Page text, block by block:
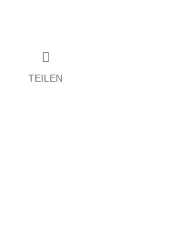
TEILEN